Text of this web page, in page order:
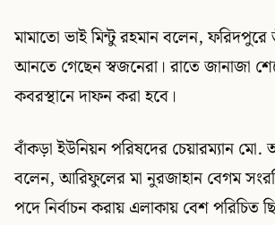
মামাতো ভাই মিন্টু রহমান বলেন,
আনতে গেছেন স্বজনেরা। রাতে জানাজা
কবরস্থানে দাফন করা হবে।
বাঁকড়া ইউনিয়ন পরিষদের চেয়ারম্যান
বলেন, আরিফুলের মা নুরজাহান বেগম
পদে নির্বাচন করায় এলাকায় বেশ পরিচিত